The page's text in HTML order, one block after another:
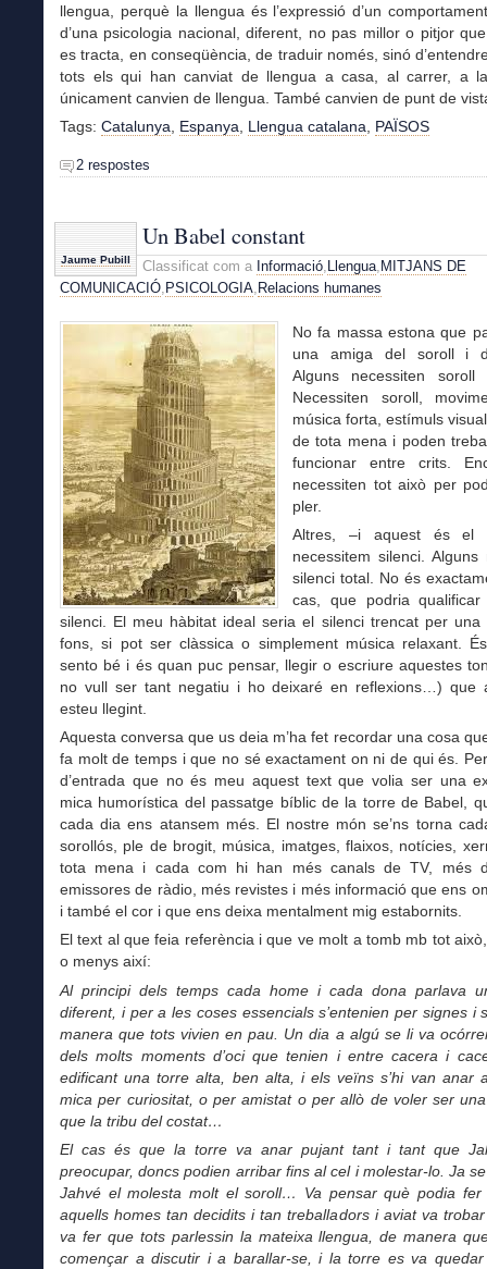
llengua, perquè la llengua és l’expressió d’un
d’una psicologia nacional, diferent, no pas millor o pitjor
es tracta, en conseqüència, de traduir només, sinó
tots els qui han canviat de llengua a casa, al carrer, a
únicament canvien de llengua. També canvien de punt de
Tags: Catalunya Espanya Llengua catalana PAÏSOS
2 respostes
Jaume Pubill
Un Babel constant
Classificat com a Informació, Llengua, MITJANS DE
COMUNICACIÓ, PSICOLOGIA, Relacions humanes
No fa massa estona que
una amiga del soroll i
Alguns necessiten soroll
Necessiten soroll,
música forta, estímuls
de tota mena i poden
funcionar entre crits.
necessiten tot això per
pler.
Altres, –i aquest és el
necessitem silenci. Alguns
silenci total. No és
cas, que podria
silenci. El meu hàbitat ideal seria el silenci trencat per una
fons, si pot ser clàssica o simplement música relaxant.
sento bé i és quan puc pensar, llegir o escriure aquestes
no vull ser tant negatiu i ho deixaré en reflexions…) que
esteu llegint.
Aquesta conversa que us deia m’ha fet recordar una cosa
fa molt de temps i que no sé exactament on ni de qui és.
d’entrada que no és meu aquest text que volia ser una
mica humorística del passatge bíblic de la torre de Babel,
cada dia ens atansem més. El nostre món se’ns torna
sorollós, ple de brogit, música, imatges, flaixos, notícies,
tota mena i cada com hi han més canals de TV, més
emissores de ràdio, més revistes i més informació que ens
i també el cor i que ens deixa mentalment mig estabornits.
El text al que feia referència i que ve molt a tomb mb tot
o menys així:
Al principi dels temps cada home i cada dona parlava
diferent, i per a les coses essencials s’entenien per signes i
manera que tots vivien en pau. Un dia a algú se li va
dels molts moments d’oci que tenien i entre cacera i
edificant una torre alta, ben alta, i els veïns s’hi van anar
mica per curiositat, o per amistat o per allò de voler ser
que la tribu del costat…
El cas és que la torre va anar pujant tant i tant que
preocupar, doncs podien arribar fins al cel i molestar-lo. Ja
Jahvé el molesta molt el soroll… Va pensar què podia fer
aquells homes tan decidits i tan treballadors i aviat va
va fer que tots parlessin la mateixa llengua, de manera
començar a discutir i a barallar-se, i la torre es va